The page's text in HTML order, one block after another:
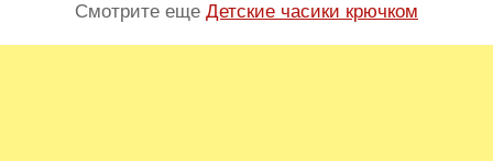
Смотрите еще Детские часики крючком